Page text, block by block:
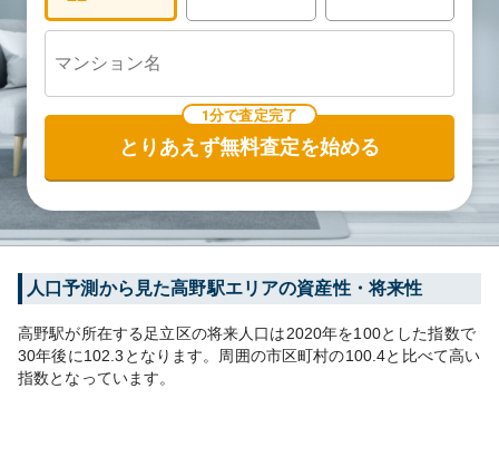
1分で査定完了
とりあえず無料査定を始める
人口予測から見た高野駅エリアの資産性・将来性
高野駅が所在する 足立区の将来人口は2020年を100とした指数で
30年後に102.3 となります。 周囲の市区町村の100.4と比べて高い
指数となっています。